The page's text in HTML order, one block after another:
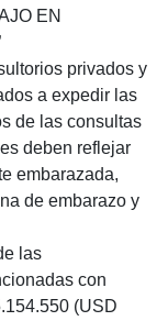
EN
privados y
a expedir las
de las consultas
deben reflejar
embarazada,
de embarazo y
las
con
(USD